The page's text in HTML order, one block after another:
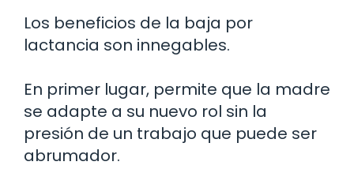
Los beneficios de la baja por
lactancia son innegables.
En primer lugar, permite que la madre
se adapte a su nuevo rol sin la
presión de un trabajo que puede ser
abrumador.